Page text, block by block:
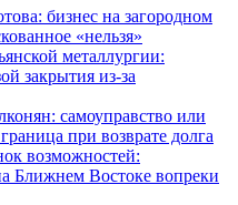
бизнес на загородном
«нельзя»
металлургии:
закрытия из-за
самоуправство или
при возврате долга
возможностей:
Ближнем Востоке вопреки